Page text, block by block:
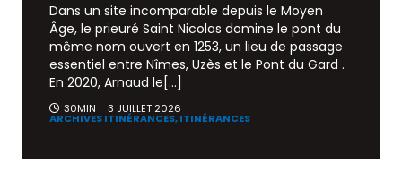
Dans un site incomparable depuis le Moyen
Âge, le prieuré Saint Nicolas domine le pont du
même nom ouvert en 1253, un lieu de passage
essentiel entre Nîmes, Uzès et le Pont du Gard .
En 2020, Arnaud le[...]
30MIN 3 JUILLET 2026
ARCHIVES ITINÉRANCES,ITINÉRANCES